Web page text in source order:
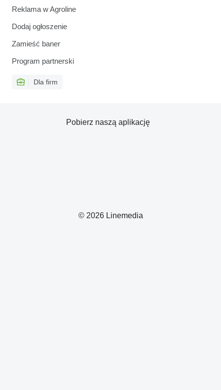
Reklama w Agroline
Dodaj ogłoszenie
Zamieść baner
Program partnerski
Dla firm
© 2026 Linemedia
Pobierz naszą aplikację